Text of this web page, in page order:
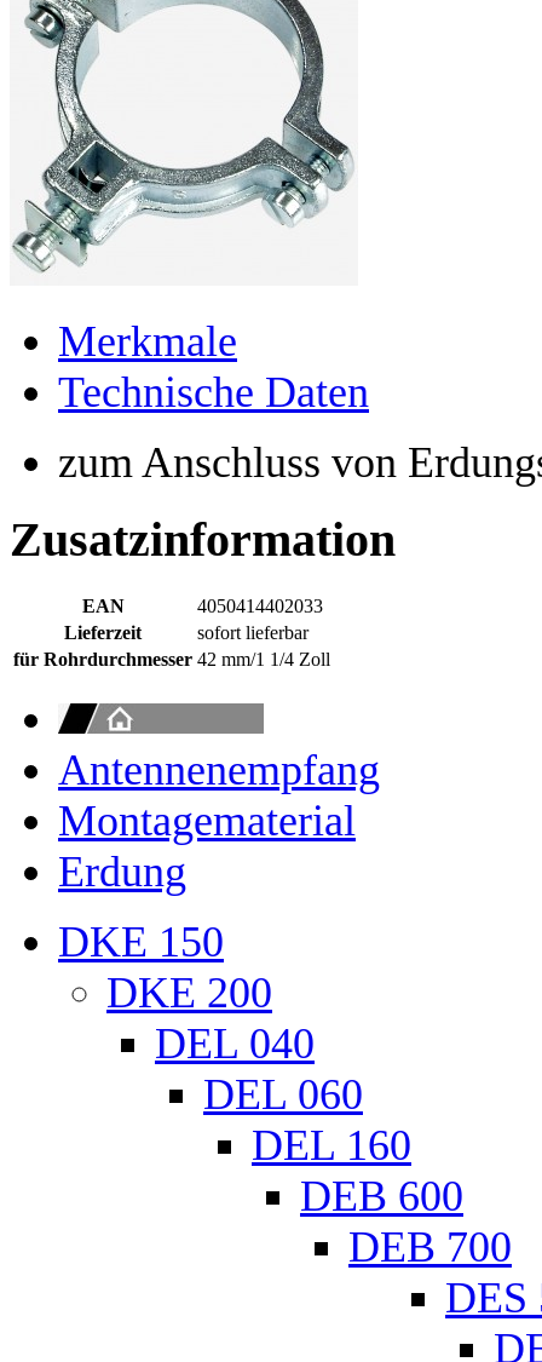
Merkmale
Technische Daten
zum Anschluss von
Zusatzinformation
EAN
4050414402033
Lieferzeit
sofort lieferbar
für Rohrdurchmesser 42 mm/1 1/4 Zoll
Antennenempfang
Montagematerial
Erdung
DKE 150
DKE 200
DEL 040
DEL 060
DEL 160
DEB 600
DEB 700
DES